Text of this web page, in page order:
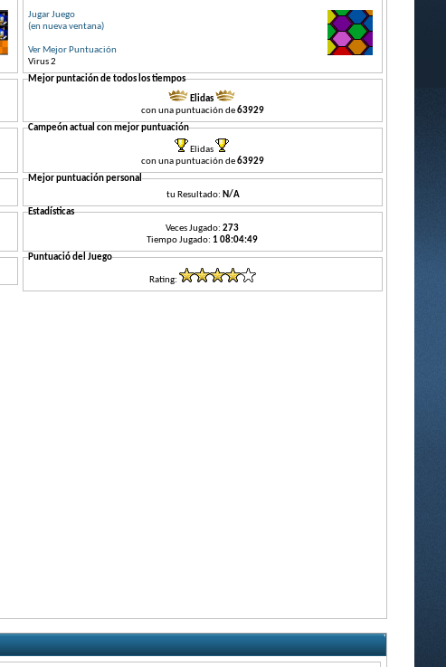
Jugar Juego
(en nueva ventana)
Ver Mejor Puntuación
Virus 2
Mejor puntación de todos los tiempos
Elidas
con una puntuación de63929
Campeón actual con mejor puntuación
Elidas
con una puntuación de63929
Mejor puntuación personal
tu Resultado: N/A
Estadísticas
Veces Jugado: 273
Tiempo Jugado:
1 08:04:49
Puntuació del Juego
Rating: